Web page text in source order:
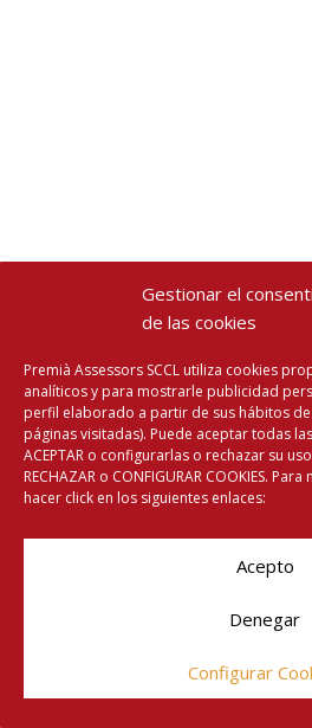
Gestionar el
de las cookies
Premià Assessors SCCL utiliza cookies
analíticos y para mostrarle publicidad
perfil elaborado a partir de sus hábitos
páginas visitadas). Puede aceptar todas
ACEPTAR o configurarlas o rechazar su
RECHAZAR o CONFIGURAR COOKIES.
hacer click en los siguientes enlaces:
Acepto
Denegar
Configurar